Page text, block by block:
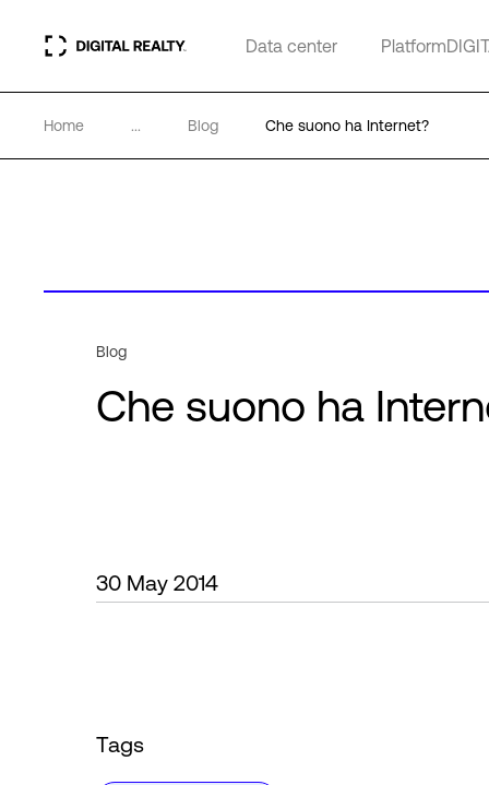
Data center
Home ... Blog Che suono ha Internet?
Blog
Che suono ha
30 May 2014
Tags